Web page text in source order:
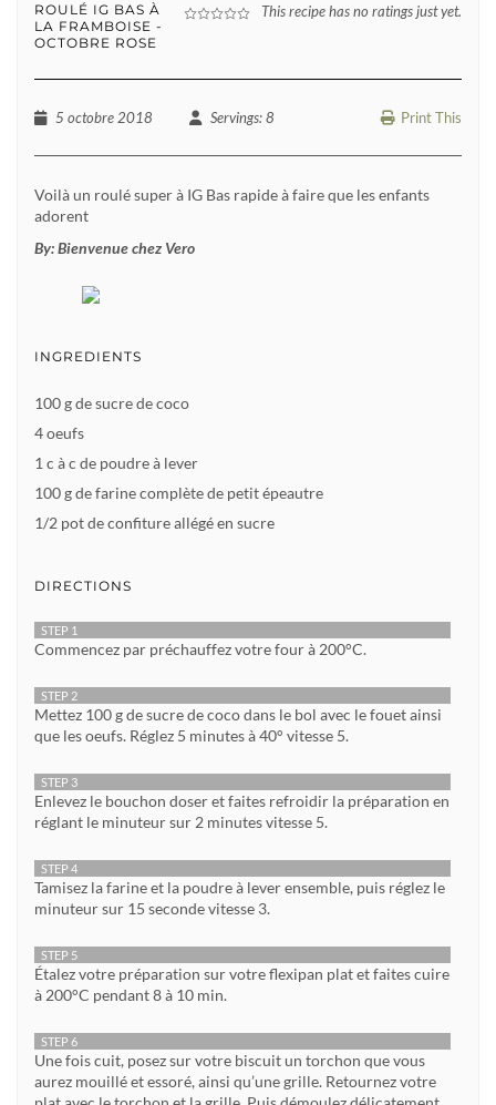
This recipe has no ratings just yet.
ROULÉ IG BAS À
LA FRAMBOISE -
OCTOBRE ROSE
5 octobre 2018 Servings: 8 Print This
Voilà un roulé super à IG Bas rapide à faire que les enfants
adorent
By:Bienvenue chez Vero
INGREDIENTS
100 g de sucre de coco
4 oeufs
1 c à c de poudre à lever
100 g de farine complète de petit épeautre
1/2 pot de confiture allégé en sucre
DIRECTIONS
STEP 1
Commencez par préchauffez votre four à 200°C.
STEP 2
Mettez 100 g de sucre de coco dans le bol avec le fouet ainsi
que les oeufs. Réglez 5 minutes à 40° vitesse 5.
STEP 3
Enlevez le bouchon doser et faites refroidir la préparation en
réglant le minuteur sur 2 minutes vitesse 5.
STEP 4
Tamisez la farine et la poudre à lever ensemble, puis réglez le
minuteur sur 15 seconde vitesse 3.
STEP 5
Étalez votre préparation sur votre flexipan plat et faites cuire
à 200°C pendant 8 à 10 min.
STEP 6
Une fois cuit, posez sur votre biscuit un torchon que vous
aurez mouillé et essoré, ainsi qu’une grille. Retournez votre